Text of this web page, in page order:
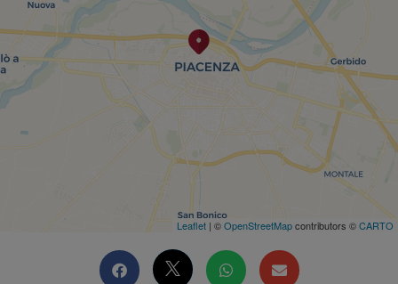
Leaflet | ©OpenStreetMapcontributors ©CARTO